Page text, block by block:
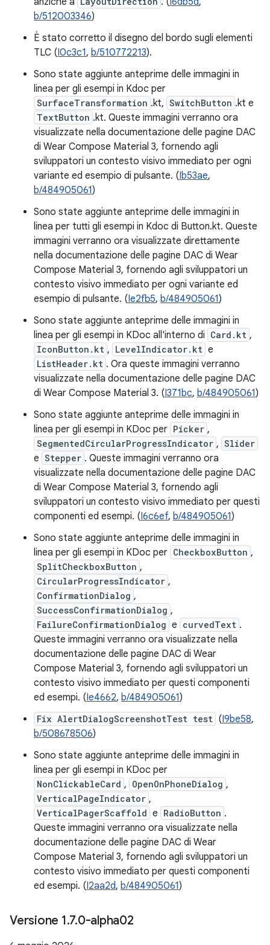
b/512003346)
È stato corretto il disegno del bordo sugli elementi
TLC (I0c3c1, b/510772213).
Sono state aggiunte anteprime delle immagini in
linea per gli esempi in Kdoc per
SurfaceTransformation .kt, SwitchButton .kt e
TextButton .kt. Queste immagini verranno ora
visualizzate nella documentazione delle pagine DAC
di Wear Compose Material 3, fornendo agli
sviluppatori un contesto visivo immediato per ogni
variante ed esempio di pulsante. (Ib53ae,
b/484905061)
Sono state aggiunte anteprime delle immagini in
linea per tutti gli esempi in Kdoc di Button.kt. Queste
immagini verranno ora visualizzate direttamente
nella documentazione delle pagine DAC di Wear
Compose Material 3, fornendo agli sviluppatori un
contesto visivo immediato per ogni variante ed
esempio di pulsante. (Ie2fb5, b/484905061)
Sono state aggiunte anteprime delle immagini in
linea per gli esempi in KDoc all'interno di Card.kt ,
IconButton.kt , LevelIndicator.kt e
ListHeader.kt . Ora queste immagini verranno
visualizzate nella documentazione delle pagine DAC
di Wear Compose Material 3. (I371bc, b/484905061)
Sono state aggiunte anteprime delle immagini in
linea per gli esempi in KDoc per Picker ,
SegmentedCircularProgressIndicator , Slider
e Stepper . Queste immagini verranno ora
visualizzate nella documentazione delle pagine DAC
di Wear Compose Material 3, fornendo agli
sviluppatori un contesto visivo immediato per questi
componenti ed esempi. (I6c6ef, b/484905061)
Sono state aggiunte anteprime delle immagini in
linea per gli esempi in KDoc per CheckboxButton ,
SplitCheckboxButton ,
CircularProgressIndicator ,
ConfirmationDialog ,
SuccessConfirmationDialog ,
FailureConfirmationDialog e curvedText .
Queste immagini verranno ora visualizzate nella
documentazione delle pagine DAC di Wear
Compose Material 3, fornendo agli sviluppatori un
contesto visivo immediato per questi componenti
ed esempi. (Ie4662, b/484905061)
Fix AlertDialogScreenshotTest test (I9be58,
b/508678506)
Sono state aggiunte anteprime delle immagini in
linea per gli esempi in KDoc per
NonClickableCard , OpenOnPhoneDialog ,
VerticalPageIndicator ,
VerticalPagerScaffold e RadioButton .
Queste immagini verranno ora visualizzate nella
documentazione delle pagine DAC di Wear
Compose Material 3, fornendo agli sviluppatori un
contesto visivo immediato per questi componenti
ed esempi. (I2aa2d, b/484905061)
Versione 1.7.0-alpha02